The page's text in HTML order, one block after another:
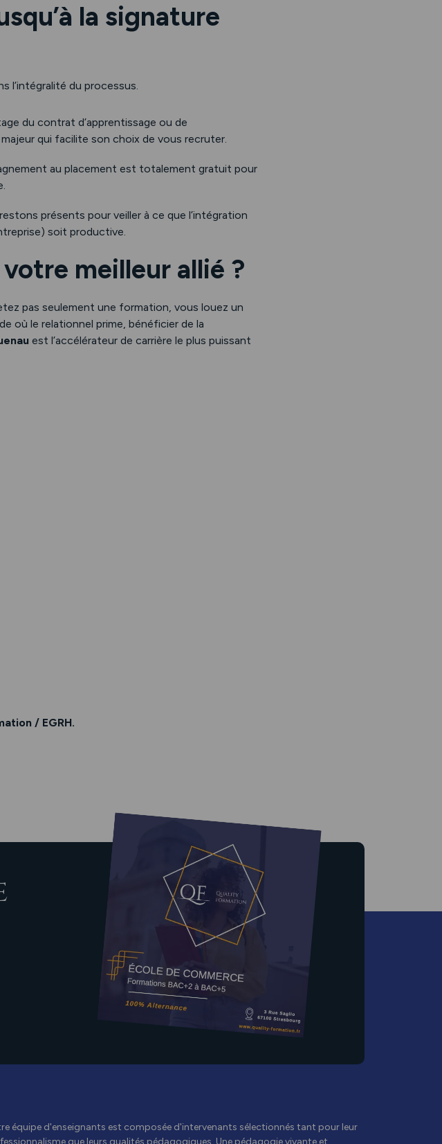
la signature
l’intégralité du processus.
du contrat d’apprentissage ou de
qui facilite son choix de vous recruter.
au placement est totalement gratuit pour
présents pour veiller à ce que l’intégration
soit productive.
meilleur allié ?
pas seulement une formation, vous louez un
où le relationnel prime, bénéficier de la
est l’accélérateur de carrière le plus puissant
/ EGRH.
équipe d'enseignants est composée d'intervenants sélectionnés tant pour leur
que leurs qualités pédagogiques. Une pédagogie vivante et